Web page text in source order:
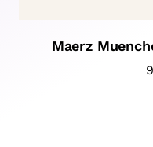
Maerz